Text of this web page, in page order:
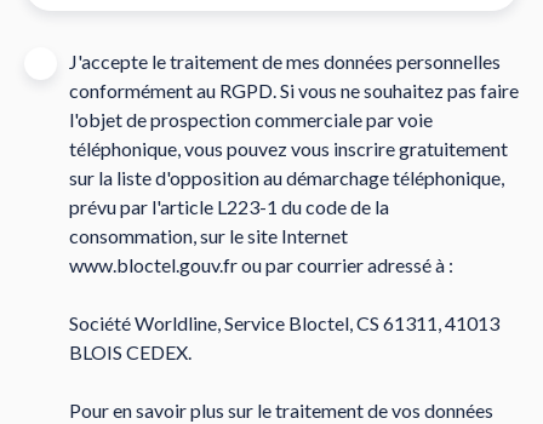
J'accepte le traitement de mes données personnelles
conformément au RGPD. Si vous ne souhaitez pas faire
l'objet de prospection commerciale par voie
téléphonique, vous pouvez vous inscrire gratuitement
sur la liste d'opposition au démarchage téléphonique,
prévu par l'article L223-1 du code de la
consommation, sur le site Internet
www.bloctel.gouv.fr ou par courrier adressé à :
Société Worldline, Service Bloctel, CS 61311, 41013
BLOIS CEDEX.
Pour en savoir plus sur le traitement de vos données